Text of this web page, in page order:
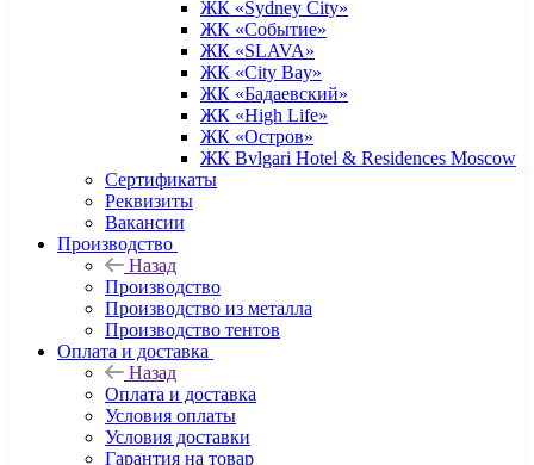
ЖК «Sydney City»
ЖК «Событие»
ЖК «SLAVA»
ЖК «City Bay»
ЖК «Бадаевский»
ЖК «High Life»
ЖК «Остров»
ЖК Bvlgari Hotel & Residences Moscow
Сертификаты
Реквизиты
Вакансии
Производство
Назад
Производство
Производство из металла
Производство тентов
Оплата и доставка
Назад
Оплата и доставка
Условия оплаты
Условия доставки
Гарантия на товар